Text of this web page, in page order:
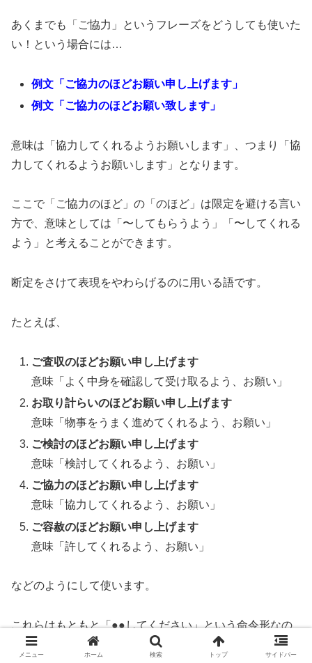
あくまでも「ご協力」というフレーズをどうしても使いた
い！という場合には…
例文「ご協力のほどお願い申し上げます」
例文「ご協力のほどお願い致します」
意味は「協力してくれるようお願いします」、つまり「協
力してくれるようお願いします」となります。
ここで「ご協力のほど」の「のほど」は限定を避ける言い
方で、意味としては「〜してもらうよう」「〜してくれる
よう」と考えることができます。
断定をさけて表現をやわらげるのに用いる語です。
たとえば、
ご査収のほどお願い申し上げます
意味「よく中身を確認して受け取るよう、お願い」
お取り計らいのほどお願い申し上げます
意味「物事をうまく進めてくれるよう、お願い」
ご検討のほどお願い申し上げます
意味「検討してくれるよう、お願い」
ご協力のほどお願い申し上げます
意味「協力してくれるよう、お願い」
ご容赦のほどお願い申し上げます
意味「許してくれるよう、お願い」
などのようにして使います。
これらはもともと「●●してください」という命令形なの
ですが、「〜のほど」を使うことによって相手に強制しな
メニュー ホーム 検索 トップ サイドバー